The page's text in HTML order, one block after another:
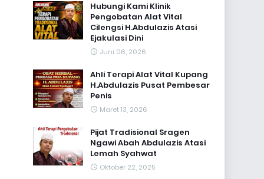
Hubungi Kami Klinik
Pengobatan Alat Vital
Cilengsi H.Abdulazis Atasi
Ejakulasi Dini
Juni 06, 2026
Ahli Terapi Alat Vital Kupang
H.Abdulazis Pusat Pembesar
Penis
Maret 13, 2026
Pijat Tradisional Sragen
Ngawi Abah Abdulazis Atasi
Lemah Syahwat
Oktober 22, 2025